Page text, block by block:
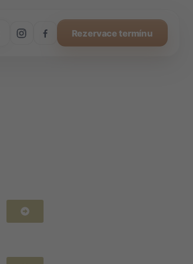
InstagramFacebook
Rezervace termínu